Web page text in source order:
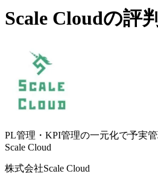
Scale Cloudの評
PL管理・KPI管理の一元化で予実
Scale Cloud
株式会社Scale Cloud